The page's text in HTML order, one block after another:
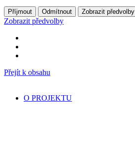
Příjmout Odmítnout Zobrazit předvolby
Zobrazit předvolby
Přejít k obsahu
O PROJEKTU